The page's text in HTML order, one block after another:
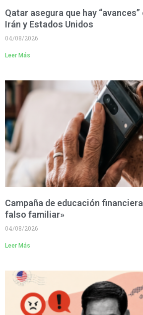
Qatar asegura que hay
Irán y Estados Unidos
04/08/2026
Leer Más
Campaña de educación financiera
falso familiar»
04/08/2026
Leer Más